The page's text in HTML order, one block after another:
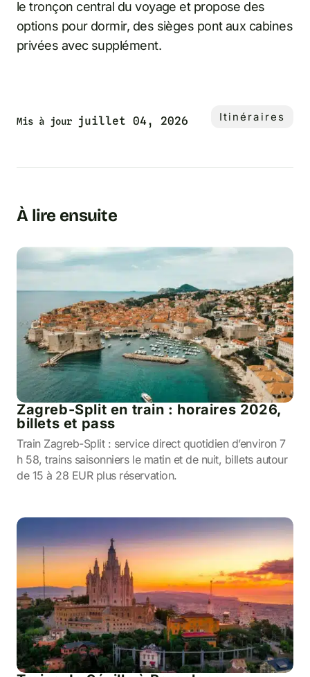
le tronçon central du voyage et propose des
options pour dormir, des sièges pont aux cabines
privées avec supplément.
Mis à jour juillet 04, 2026 Itinéraires
À lire ensuite
Zagreb-Split en train : horaires 2026,
billets et pass
Train Zagreb-Split : service direct quotidien d’environ 7
h 58, trains saisonniers le matin et de nuit, billets autour
de 15 à 28 EUR plus réservation.